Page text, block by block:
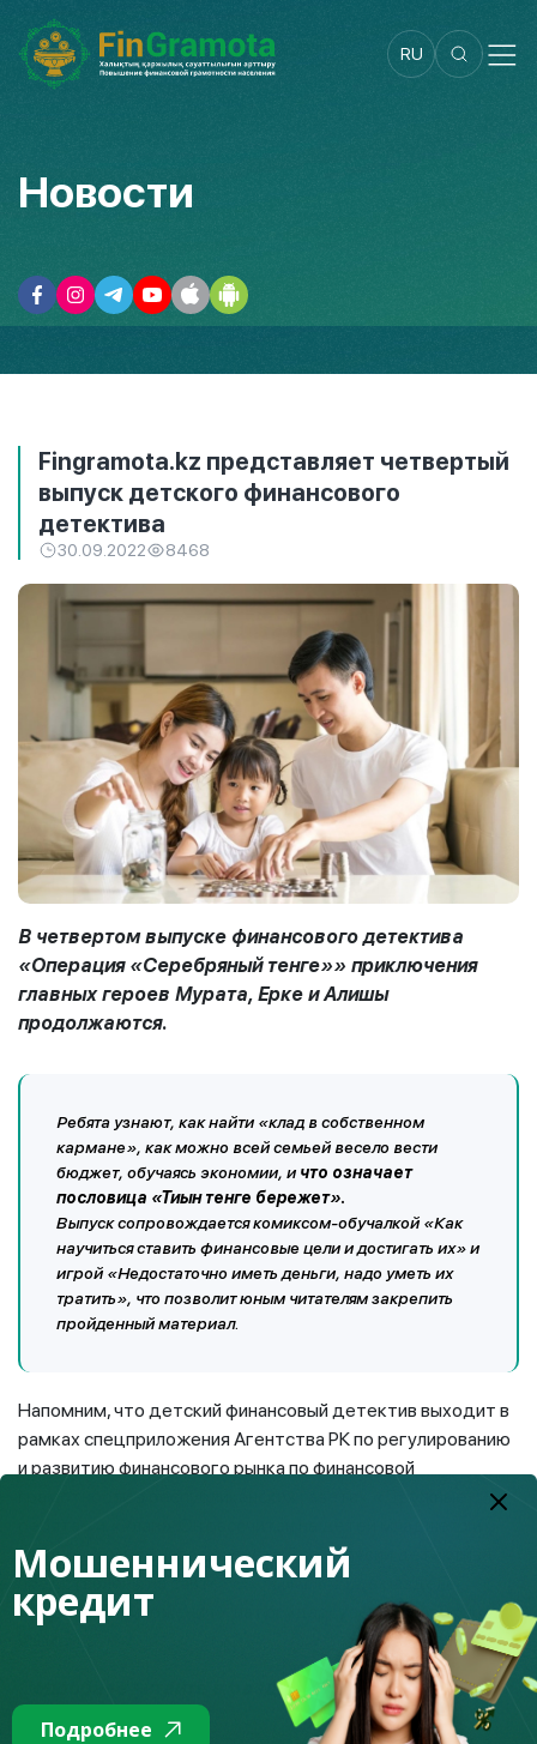
RU
Новости
Fingramota.kz представляет четвертый
выпуск детского финансового
детектива
30.09.2022 8468
В четвертом выпуске финансового детектива
«Операция «Серебряный тенге»» приключения
главных героев Мурата, Ерке и Алишы
продолжаются.
Ребята узнают, как найти «клад в собственном
кармане», как можно всей семьей весело вести
бюджет, обучаясь экономии, и что означает
пословица «Тиын тенге бережет».
Выпуск сопровождается комиксом-обучалкой «Как
научиться ставить финансовые цели и достигать их» и
игрой «Недостаточно иметь деньги, надо уметь их
тратить», что позволит юным читателям закрепить
пройденный материал.
Напомним, что детский финансовый детектив выходит в
рамках спецприложения Агентства РК по регулированию
и развитию финансового рынка по финансовой
среднего школьного возраста. Все выпуски детектива
представлены на сайте
www.fingramota.kz
«Детские приложения», на государственном и русском
Подробнее читайте в разделе « Детские приложения»
Мошеннический
кредит
Подробнее